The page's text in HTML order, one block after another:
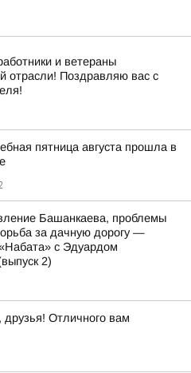
и ветераны
отрасли! Поздравляю вас с
пятница августа прошла в
Башанкаева, проблемы
за дачную дорогу —
с Эдуардом
2)
друзья! Отличного вам